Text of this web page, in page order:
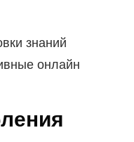
знаний
онлайн